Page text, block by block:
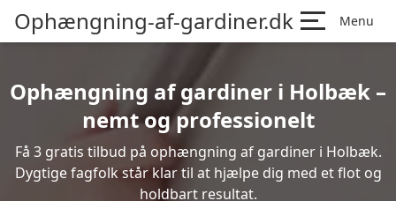
Ophængning-af-gardiner.dk Menu
Ophængning af gardiner i Holbæk –
nemt og professionelt
Få 3 gratis tilbud på ophængning af gardiner i Holbæk.
Dygtige fagfolk står klar til at hjælpe dig med et flot og
holdbart resultat.